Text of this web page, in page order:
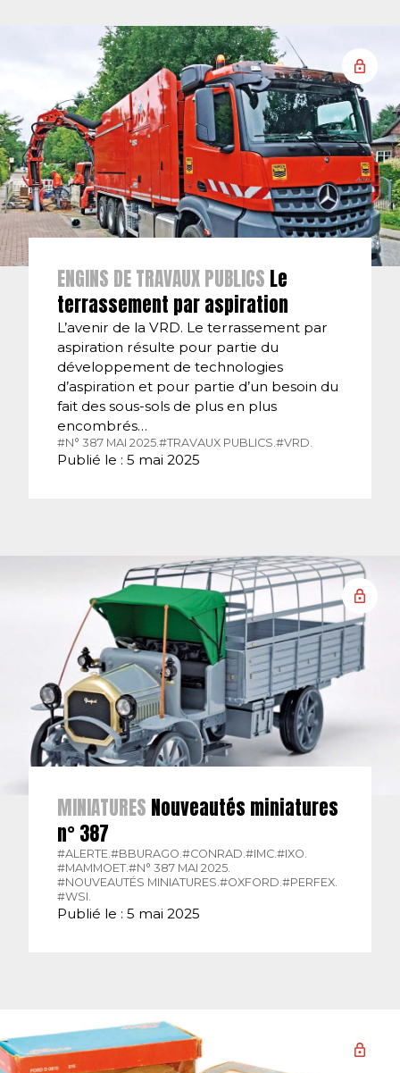
ENGINS DE TRAVAUX PUBLICS Le
terrassement par aspiration
L’avenir de la VRD. Le terrassement par
aspiration résulte pour partie du
développement de technologies
d’aspiration et pour partie d’un besoin du
fait des sous-sols de plus en plus
encombrés…
#N° 387 MAI 2025. #TRAVAUX PUBLICS. #VRD.
Publié le : 5 mai 2025
MINIATURES Nouveautés miniatures
n° 387
#ALERTE.#BBURAGO.#CONRAD.#IMC.#IXO.
#MAMMOET.#N° 387 MAI 2025.
#NOUVEAUTÉS MINIATURES.#OXFORD.#PERFEX.
#WSI.
Publié le : 5 mai 2025